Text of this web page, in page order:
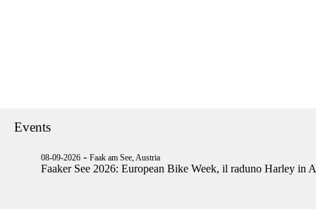
Events
08-09-2026 - Faak am See, Austria
Faaker See 2026: European Bike Week, il raduno Harley in